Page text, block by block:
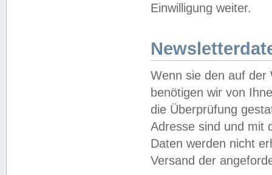
Einwilligung weiter.
Wenn sie den auf der
benötigen wir von
die Überprüfung
Adresse sind und mit
Daten werden nicht
Versand der